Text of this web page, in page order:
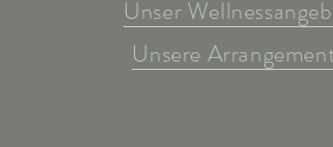
Unser
Unsere